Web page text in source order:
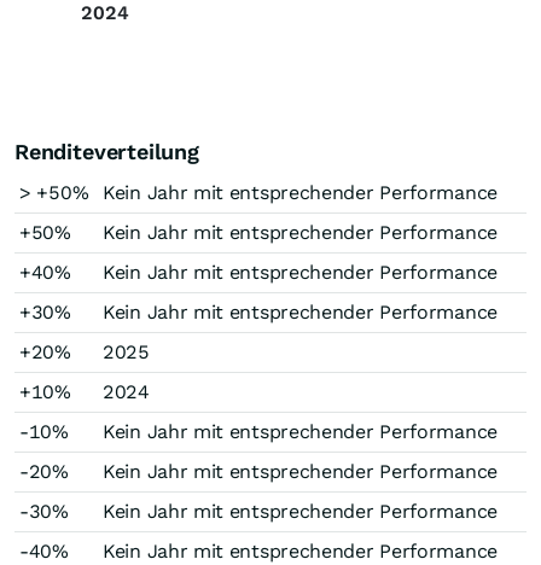
2024
Renditeverteilung
> +50%
Kein Jahr mit entsprechender Performance
+50%
Kein Jahr mit entsprechender Performance
+40%
Kein Jahr mit entsprechender Performance
+30%
Kein Jahr mit entsprechender Performance
+20%
2025
+10%
2024
-10%
Kein Jahr mit entsprechender Performance
-20%
Kein Jahr mit entsprechender Performance
-30%
Kein Jahr mit entsprechender Performance
-40%
Kein Jahr mit entsprechender Performance